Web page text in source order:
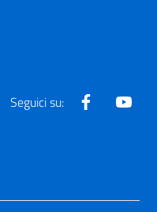
Seguici su: Facebook